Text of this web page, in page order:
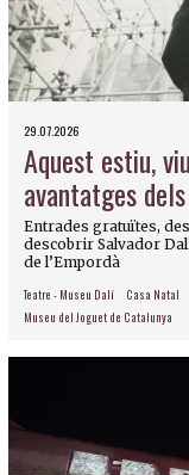
29.07.2026
Aquest estiu,
avantatges
Entrades gratuïtes,
descobrir Salvador
de l’Empordà
Teatre - Museu Dalí Casa Natal
Museu del Joguet de Catalunya